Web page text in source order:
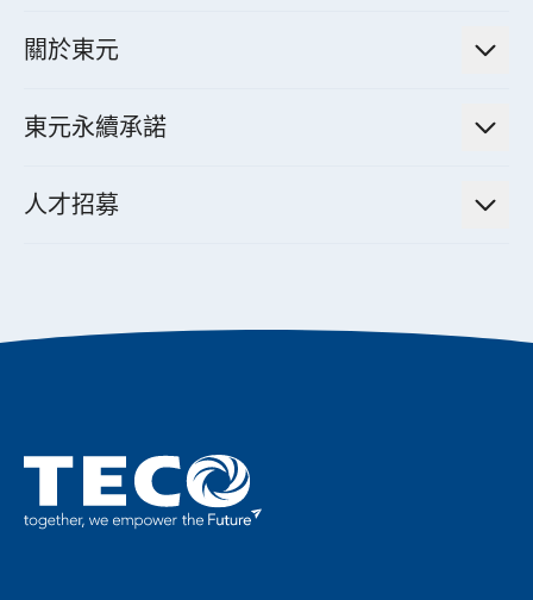
智慧商用空調節能解決方案
資料中心解決方案
減速機
機器關節模組系統
全領域空調產品
股東專欄
關於東元
公司治理
東元70
東元永續承諾
促進低碳轉型
永續報告書
人才招募